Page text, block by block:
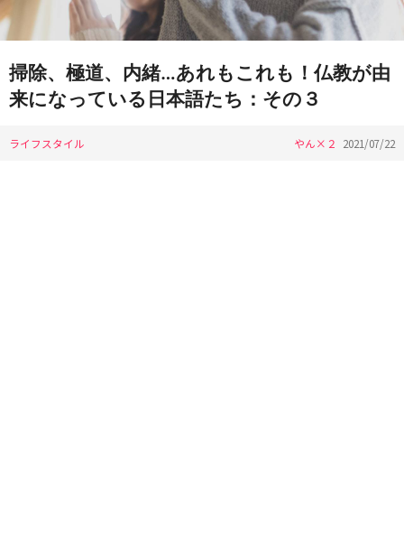
掃除、極道、内緒…あれもこれも！仏教が由
来になっている日本語たち：その３
ライフスタイル やん×２ 2021/07/22